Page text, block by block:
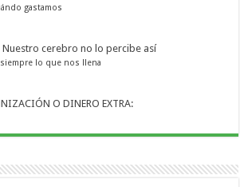
gastamos
Nuestro cerebro no lo percibe así
lo que nos llena
O DINERO EXTRA: